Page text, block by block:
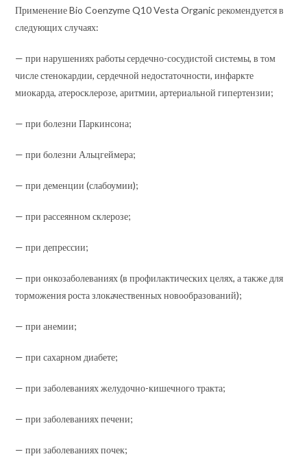
Применение Bio Coenzyme Q10 Vesta Organic рекомендуется в
следующих случаях:
— при нарушениях работы сердечно-сосудистой системы, в том
числе стенокардии, сердечной недостаточности, инфаркте
миокарда, атеросклерозе, аритмии, артериальной гипертензии;
— при болезни Паркинсона;
— при болезни Альцгеймера;
— при деменции (слабоумии);
— при рассеянном склерозе;
— при депрессии;
— при онкозаболеваниях (в профилактических целях, а также для
торможения роста злокачественных новообразований);
— при анемии;
— при сахарном диабете;
— при заболеваниях желудочно-кишечного тракта;
— при заболеваниях печени;
— при заболеваниях почек;